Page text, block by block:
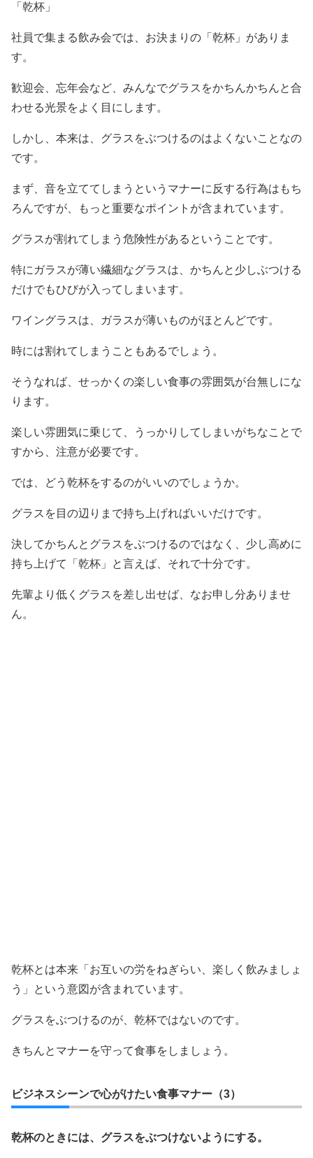
「乾杯」
社員で集まる飲み会では、お決まりの「乾杯」がありま
す。
歓迎会、忘年会など、みんなでグラスをかちんかちんと合
わせる光景をよく目にします。
しかし、本来は、グラスをぶつけるのはよくないことなの
です。
まず、音を立ててしまうというマナーに反する行為はもち
ろんですが、もっと重要なポイントが含まれています。
グラスが割れてしまう危険性があるということです。
特にガラスが薄い繊細なグラスは、かちんと少しぶつける
だけでもひびが入ってしまいます。
ワイングラスは、ガラスが薄いものがほとんどです。
時には割れてしまうこともあるでしょう。
そうなれば、せっかくの楽しい食事の雰囲気が台無しにな
ります。
楽しい雰囲気に乗じて、うっかりしてしまいがちなことで
すから、注意が必要です。
では、どう乾杯をするのがいいのでしょうか。
グラスを目の辺りまで持ち上げればいいだけです。
決してかちんとグラスをぶつけるのではなく、少し高めに
持ち上げて「乾杯」と言えば、それで十分です。
先輩より低くグラスを差し出せば、なお申し分ありませ
ん。
乾杯とは本来「お互いの労をねぎらい、楽しく飲みましょ
う」という意図が含まれています。
グラスをぶつけるのが、乾杯ではないのです。
きちんとマナーを守って食事をしましょう。
ビジネスシーンで心がけたい食事マナー（3）
乾杯のときには、グラスをぶつけないようにする。